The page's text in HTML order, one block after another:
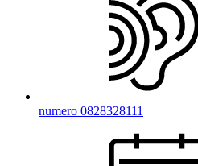
numero 0828328111